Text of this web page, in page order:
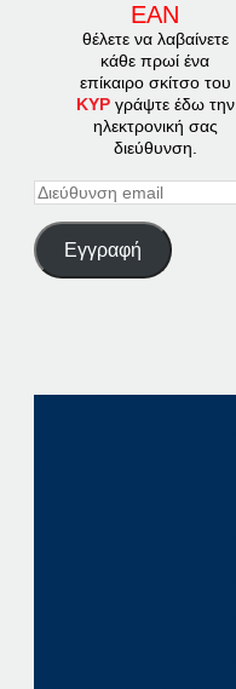
ΕΑΝ
θέλετε να λαβαίνετε
κάθε πρωί ένα
επίκαιρο σκίτσο του
ΚΥΡγράψτε έδω την
ηλεκτρονική σας
διεύθυνση.
Διεύθυνση
Εγγραφή